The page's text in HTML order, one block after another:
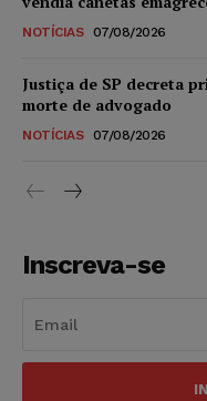
NOTÍCIAS 07/08/2026
Justiça de SP decreta
morte de advogado
NOTÍCIAS 07/08/2026
Inscreva-se